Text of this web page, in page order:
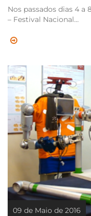
Nos passados dias 4 a
– Festival Nacional...
09 de Maio de 2016